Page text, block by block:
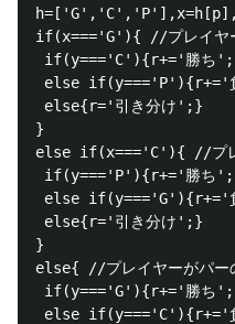
if(x==='G'){ //プレイヤ
if(y==='C'){r+='勝ち
else if(y==='P'){r+='
else{r='引き分け';}
}
else if(x==='C'){ //プレ
if(y==='P'){r+='勝ち
else if(y==='G'){r+='
else{r='引き分け';}
}
else{ //プレイヤーがパー
if(y==='G'){r+='勝ち
else if(y==='C'){r+='